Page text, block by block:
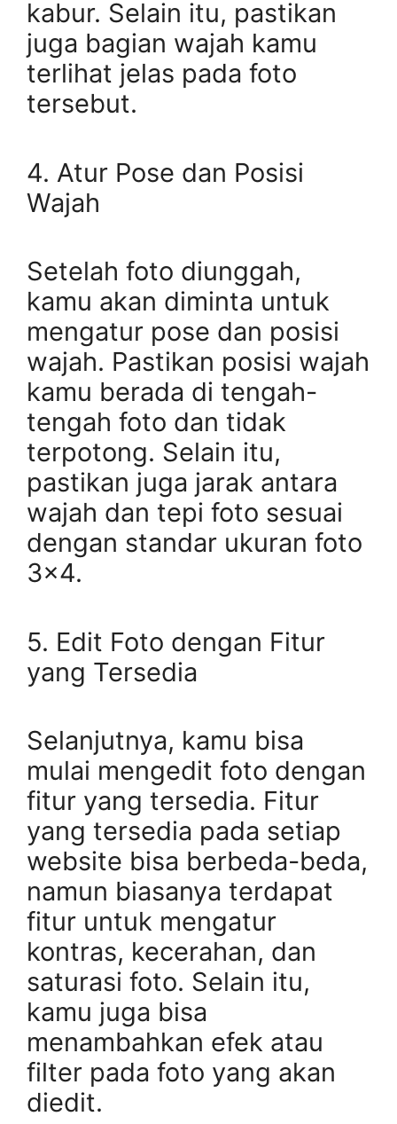
kabur. Selain itu, pastikan
juga bagian wajah kamu
terlihat jelas pada foto
tersebut.
4. Atur Pose dan Posisi
Wajah
Setelah foto diunggah,
kamu akan diminta untuk
mengatur pose dan posisi
wajah. Pastikan posisi wajah
kamu berada di tengah-
tengah foto dan tidak
terpotong. Selain itu,
pastikan juga jarak antara
wajah dan tepi foto sesuai
dengan standar ukuran foto
3×4.
5. Edit Foto dengan Fitur
yang Tersedia
Selanjutnya, kamu bisa
mulai mengedit foto dengan
fitur yang tersedia. Fitur
yang tersedia pada setiap
website bisa berbeda-beda,
namun biasanya terdapat
fitur untuk mengatur
kontras, kecerahan, dan
saturasi foto. Selain itu,
kamu juga bisa
menambahkan efek atau
filter pada foto yang akan
diedit.